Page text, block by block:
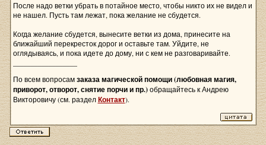
После надо ветки убрать в потайное место, чтобы никто их не видел и
не нашел. Пусть там лежат, пока желание не сбудется.
Когда желание сбудется, вынесите ветки из дома, принесите на
ближайший перекресток дорог и оставьте там. Уйдите, не
оглядываясь, и пока идете до дому, ни с кем не разговаривайте.
По всем вопросамзаказа магической помощи (любовная магия,
приворот, отворот, снятие порчи и пр.)обращайтесь к Андрею
Викторовичу (см. разделКонтакт).